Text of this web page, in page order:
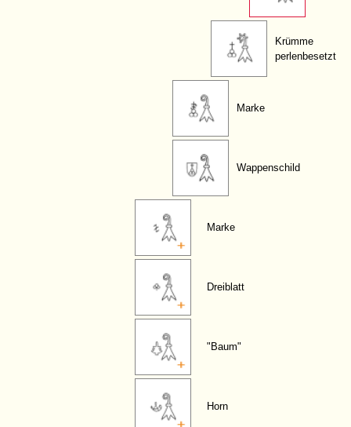
Krümme
perlenbesetzt
Marke
Wappenschild
Marke
Dreiblatt
"Baum"
Horn